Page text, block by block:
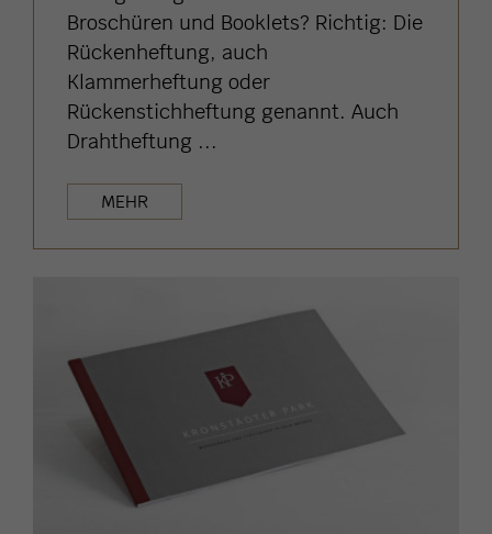
Broschüren und Booklets? Richtig: Die
Rückenheftung, auch
Klammerheftung oder
Rückenstichheftung genannt. Auch
Drahtheftung ...
MEHR